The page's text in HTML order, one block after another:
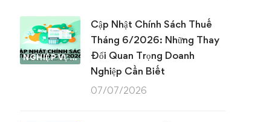
NGHIỆP VỤ KẾ TOÁN & THUẾ
Cập Nhật Chính Sách Thuế
Tháng 6/2026: Những Thay
Đổi Quan Trọng Doanh
Nghiệp Cần Biết
07/07/2026